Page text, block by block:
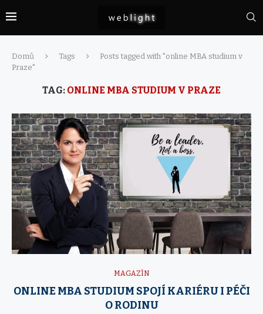
Domů Tags
Posts tagged with "online MBA studium v
Praze"
TAG: ONLINE MBA STUDIUM V PRAZE
MAGAZÍN
ONLINE MBA STUDIUM SPOJÍ KARIÉRU I PÉČI
O RODINU